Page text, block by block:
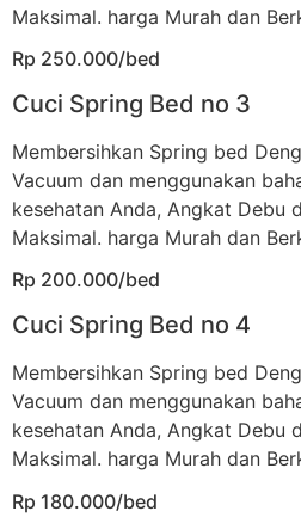
Maksimal. harga Murah dan
Rp 250.000/bed
Cuci Spring Bed no 3
Membersihkan Spring bed
Vacuum dan menggunakan
kesehatan Anda, Angkat Debu
Maksimal. harga Murah dan
Rp 200.000/bed
Cuci Spring Bed no 4
Membersihkan Spring bed
Vacuum dan menggunakan
kesehatan Anda, Angkat Debu
Maksimal. harga Murah dan
Rp 180.000/bed